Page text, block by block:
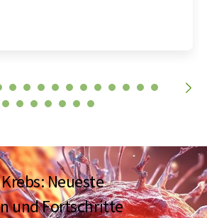
Neueste
und Fortschritte